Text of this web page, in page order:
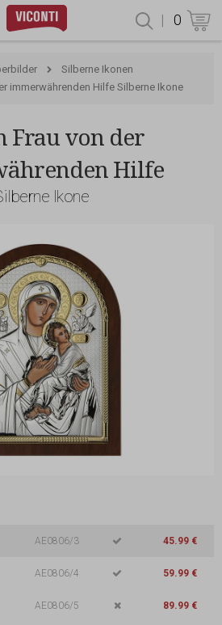
| 0
Silberne Ikonen
immerwährenden Hilfe Silberne Ikone
Frau von der
Hilfe
Ikone
AE0806/3 45.99 €
AE0806/4 59.99 €
AE0806/5 89.99 €